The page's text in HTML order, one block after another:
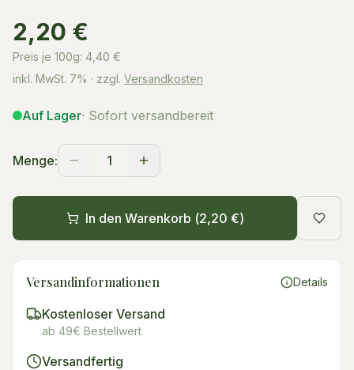
2,20 €
Preis je 100g: 4,40 €
inkl. MwSt. 7% · zzgl. Versandkosten
Auf Lager· Sofort versandbereit
Menge: 1
In den Warenkorb (2,20 €)
Versandinformationen Details
Kostenloser Versand
ab 49€ Bestellwert
Versandfertig